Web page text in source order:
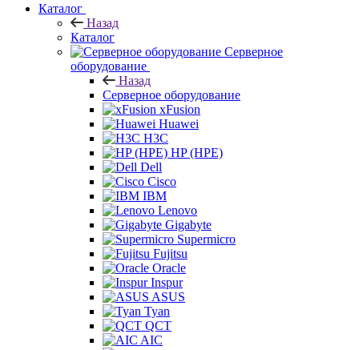
Каталог
Назад
Каталог
Серверное
оборудование
Назад
Серверное оборудование
xFusion
Huawei
H3C
HP (HPE)
Dell
Cisco
IBM
Lenovo
Gigabyte
Supermicro
Fujitsu
Oracle
Inspur
ASUS
Tyan
QCT
AIC